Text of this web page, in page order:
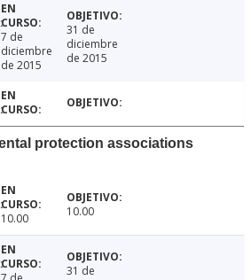
7 de
diciembre
de 2015
31 de
diciembre
de 2015
protection associations
10.00 10.00
31 de